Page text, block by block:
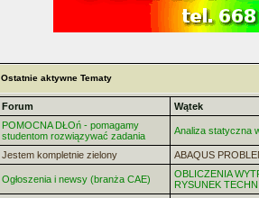
Ostatnie aktywne Tematy
Forum
Wątek
POMOCNA DŁOń - pomagamy
studentom rozwiązywać zadania
Analiza statyczna
Jestem kompletnie zielony ABAQUS
Ogłoszenia i newsy (branża CAE)
OBLICZENIA
RYSUNEK